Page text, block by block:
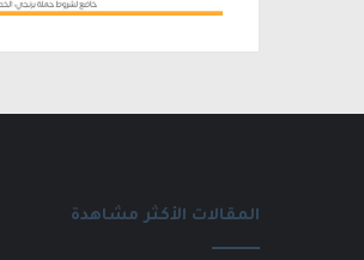
المقالات الأكثر مشاهدة